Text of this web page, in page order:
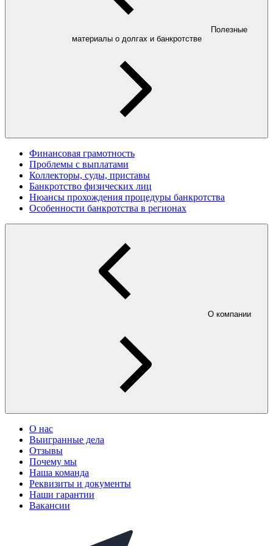
Полезные
материалы о долгах и банкротстве
Финансовая грамотность
Проблемы с выплатами
Коллекторы, суды, приставы
Банкротство физических лиц
Нюансы прохождения процедуры банкротства
Особенности банкротства в регионах
О компании
О нас
Выигранные дела
Отзывы
Почему мы
Наша команда
Реквизиты и документы
Наши гарантии
Вакансии